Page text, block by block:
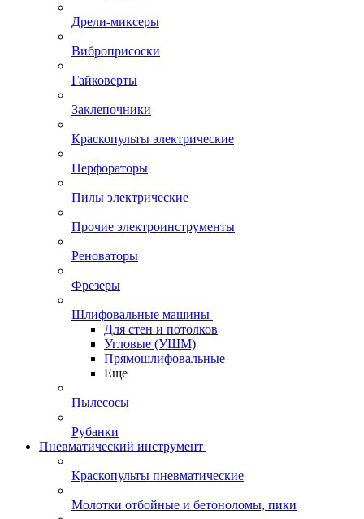
Дрели-миксеры
Виброприсоски
Гайковерты
Заклепочники
Краскопульты электрические
Перфораторы
Пилы электрические
Прочие электроинструменты
Реноваторы
Фрезеры
Шлифовальные машины
Для стен и потолков
Угловые (УШМ)
Прямошлифовальные
Еще
Пылесосы
Рубанки
Пневматический инструмент
Краскопульты пневматические
Молотки отбойные и бетоноломы, пики